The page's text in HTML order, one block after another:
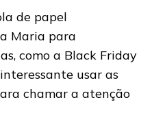
de papel
Maria para
como a Black Friday
usar as
chamar a atenção